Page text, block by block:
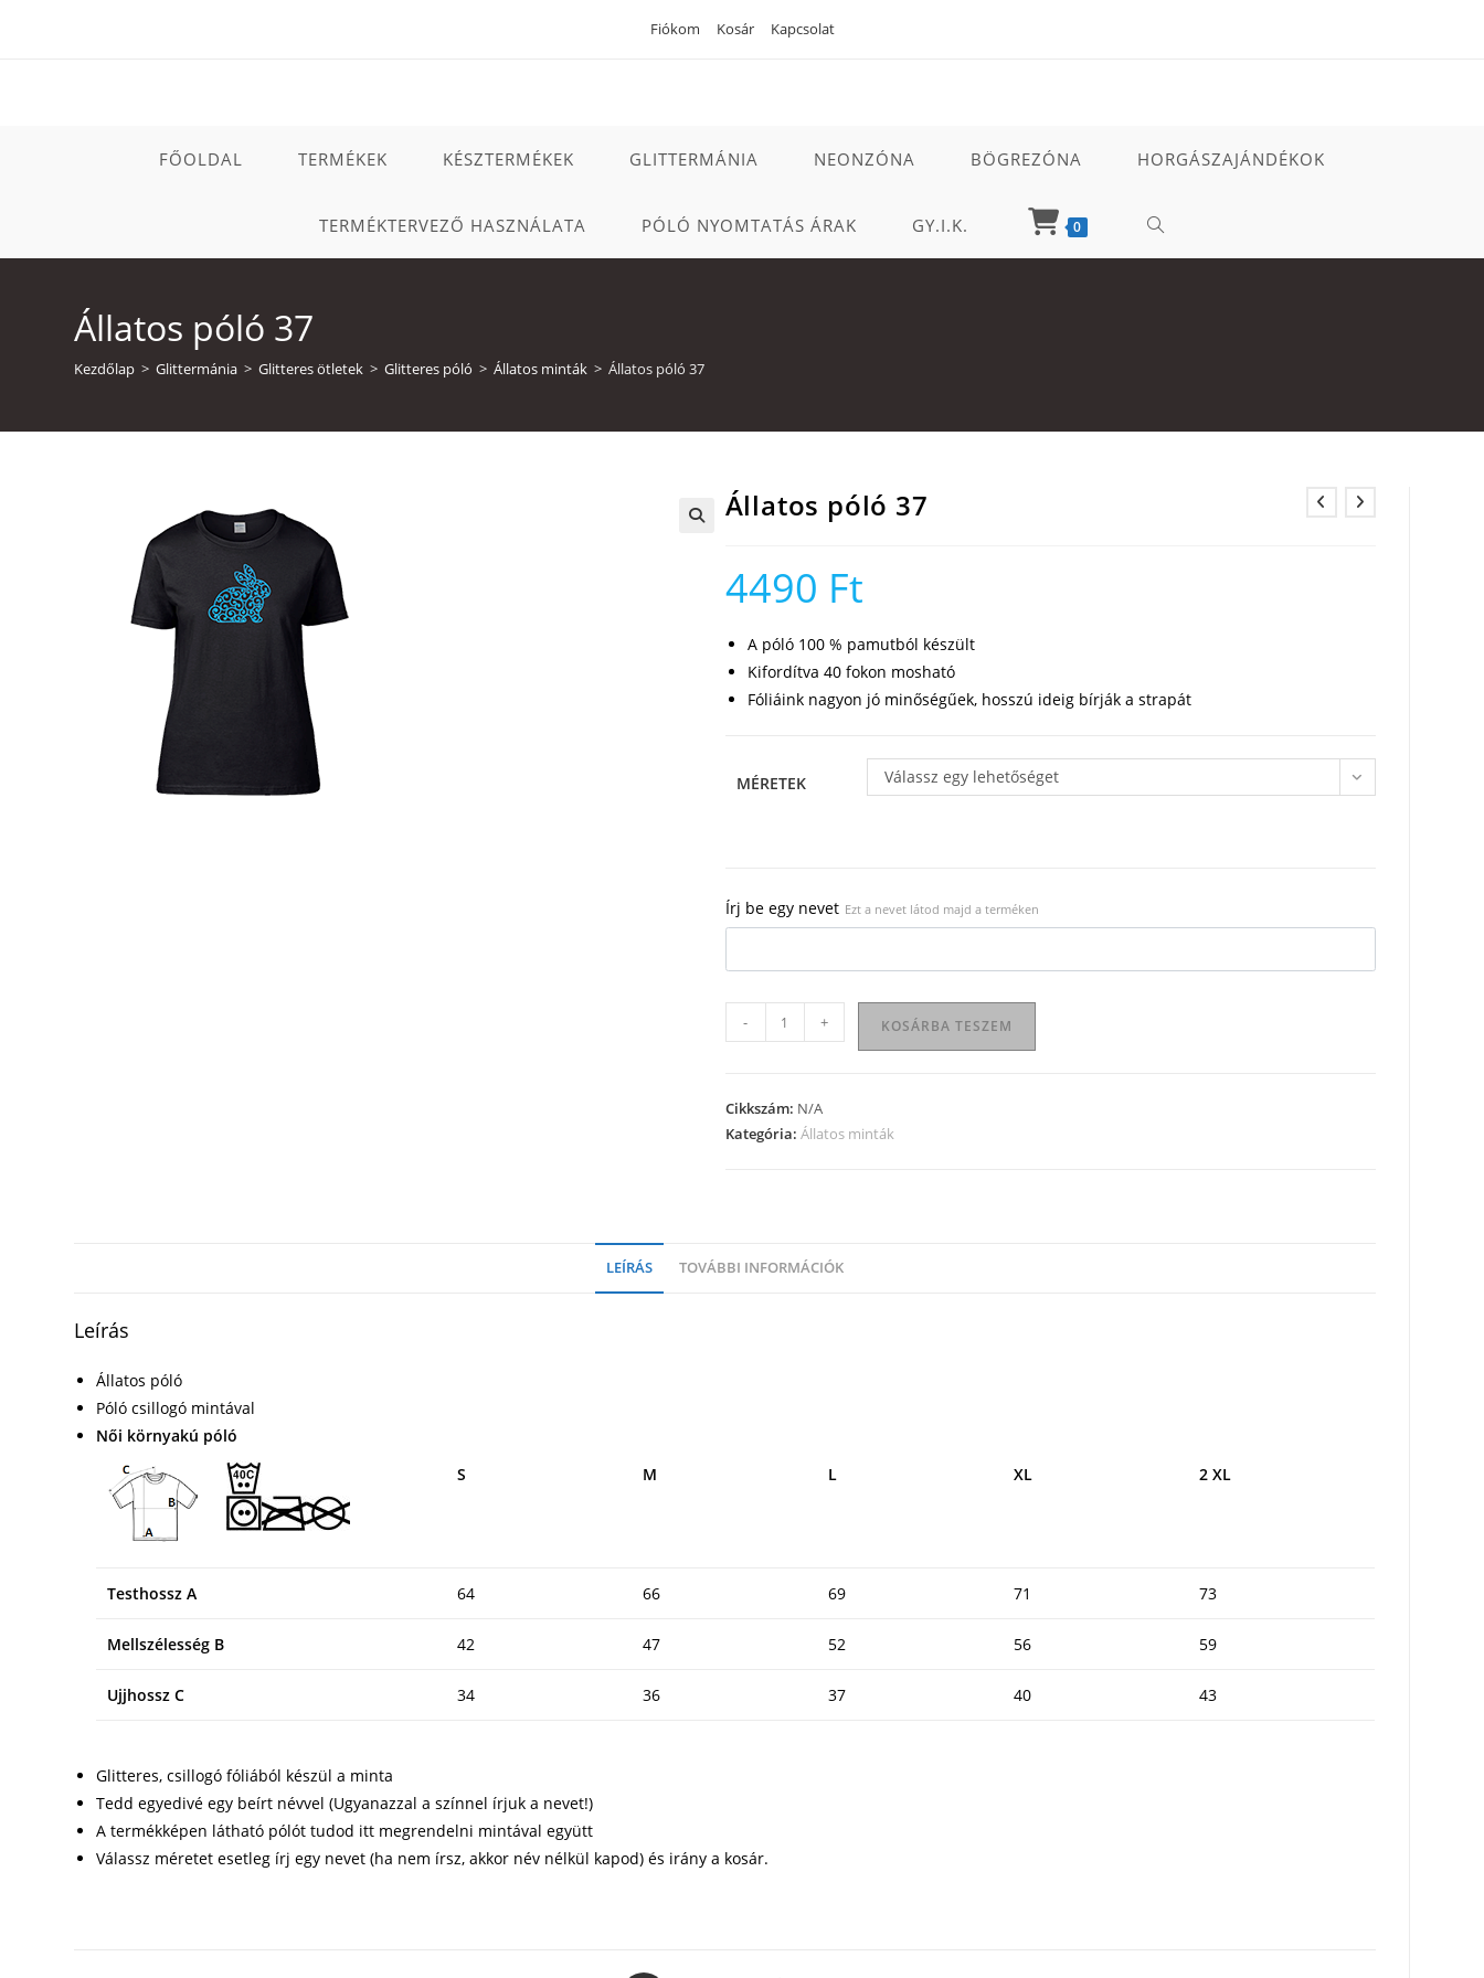
Fiókom Kosár Kapcsolat
FŐOLDAL TERMÉKEK KÉSZTERMÉKEK GLITTERMÁNIA NEONZÓNA BÖGREZÓNA HORGÁSZAJÁNDÉKOK
TERMÉKTERVEZŐ HASZNÁLATA PÓLÓ NYOMTATÁS ÁRAK GY.I.K. 0 TOGGLE
Állatos póló 37
Kezdőlap > Glittermánia > Glitteres ötletek > Glitteres póló > Állatos minták > Állatos póló 37
Állatos póló 37
4490 Ft
A póló 100 % pamutból készült
Kifordítva 40 fokon mosható
Fóliáink nagyon jó minőségűek, hosszú ideig bírják a strapát
MÉRETEK Válassz egy lehetőséget
Írj be egy nevet Ezt a nevet látod majd a terméken
póló
mennyiség
- + KOSÁRBA TESZEM
Cikkszám: N/A
Kategória: Állatos minták
LEÍRÁS TOVÁBBI INFORMÁCIÓK
Leírás
Állatos póló
Póló csillogó mintával
Női környakú póló
S
M L XL 2 XL
Testhossz A 64 66 69 71 73
Mellszélesség B 42 47 52 56 59
Ujjhossz C 34 36 37 40 43
Glitteres, csillogó fóliából készül a minta
Tedd egyedivé egy beírt névvel (Ugyanazzal a színnel írjuk a nevet!)
A termékképen látható pólót tudod itt megrendelni mintával együtt
Válassz méretet esetleg írj egy nevet (ha nem írsz, akkor név nélkül kapod) és irány a kosár.